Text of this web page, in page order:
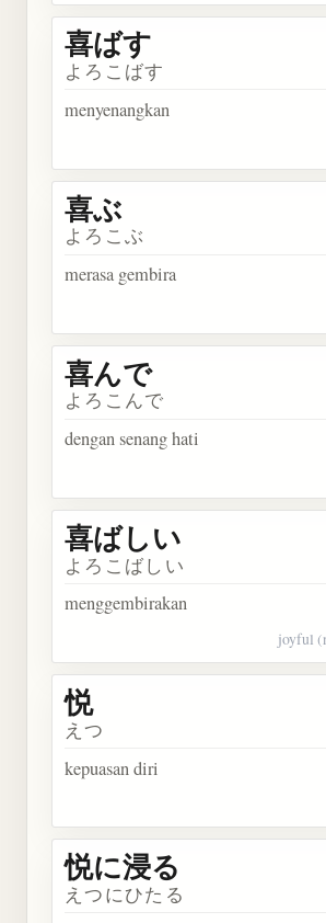
喜ばす
よろこばす
menyenangkan
喜ぶ
よろこぶ
merasa gembira
喜んで
よろこんで
dengan senang hati
喜ばしい
よろこばしい
menggembirakan
joyful
悦
えつ
kepuasan diri
悦に浸る
えつにひたる